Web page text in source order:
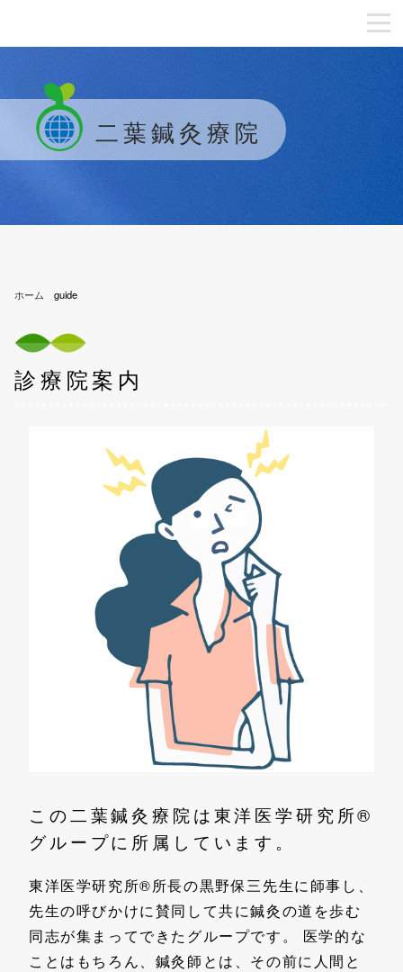
二葉鍼灸療院
ホーム guide
診療院案内
この二葉鍼灸療院は東洋医学研究所®
グループに所属しています。
東洋医学研究所®所長の黒野保三先生に師事し、
先生の呼びかけに賛同して共に鍼灸の道を歩む
同志が集まってできたグループです。 医学的な
ことはもちろん、鍼灸師とは、その前に人間と